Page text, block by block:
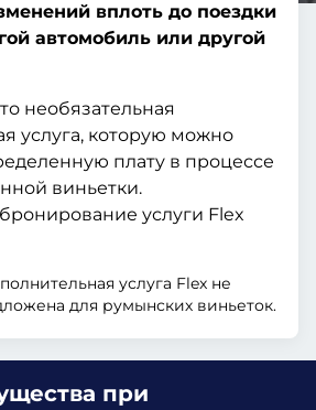
вплоть до поездки
автомобиль или другой
необязательная
услуга, которую можно
плату в процессе
виньетки.
услуги Flex
услуга Flex не
для румынских виньеток.
при